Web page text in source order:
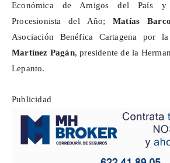
Económica de Amigos del País
Procesionista del Año;Matías Barco
Asociación Benéfica Cartagena por
Martínez Pagán, presidente de la
Lepanto.
Publicidad